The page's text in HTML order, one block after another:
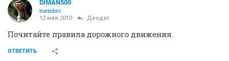
DIMAN500
member
12 мая 2010 Деодат
Почитайте правила дорожного движения.
ОТВЕТИТЬ